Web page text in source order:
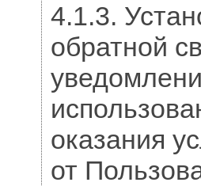
4.1.3.
обратной
оказания
от